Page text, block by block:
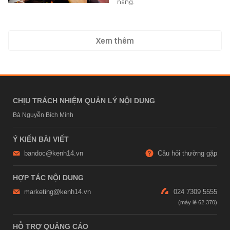
Xem thêm
CHỊU TRÁCH NHIỆM QUẢN LÝ NỘI DUNG
Bà Nguyễn Bích Minh
Ý KIẾN BÀI VIẾT
bandoc@kenh14.vn Câu hỏi thường gặp
HỢP TÁC NỘI DUNG
marketing@kenh14.vn 024 7309 5555
HỖ TRỢ QUẢNG CÁO